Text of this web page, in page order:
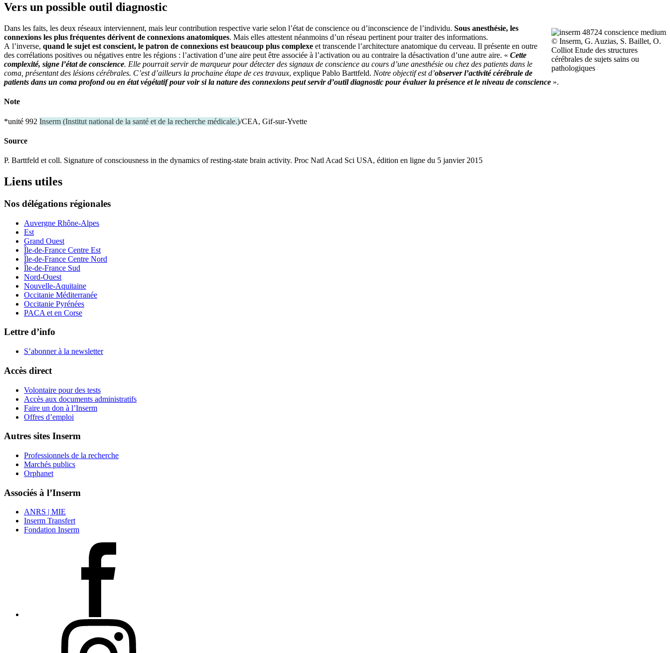
Vers un possible outil diagnostic
© Inserm, G. Auzias, S. Baillet, O.
Colliot Etude des structures
cérébrales de sujets sains ou
pathologiques
Dans les faits, les deux réseaux interviennent, mais leur contribution respective varie selon l’état de conscience ou d’inconscience de l’individu. Sous anesthésie, les
connexions les plus fréquentes dérivent de connexions anatomiques. Mais elles attestent néanmoins d’un réseau pertinent pour traiter des informations.
A l’inverse, quand le sujet est conscient, le patron de connexions est beaucoup plus complexe et transcende l’architecture anatomique du cerveau. Il présente en outre
des corrélations positives ou négatives entre les régions : l’activation d’une aire peut être associée à l’activation ou au contraire la désactivation d’une autre aire. « Cette
complexité, signe l’état de conscience. Elle pourrait servir de marqueur pour détecter des signaux de conscience au cours d’une anesthésie ou chez des patients dans le
coma, présentant des lésions cérébrales. C’est d’ailleurs la prochaine étape de ces travaux, explique Pablo Barttfeld. Notre objectif est d’observer l’activité cérébrale de
patients dans un coma profond ou en état végétatif pour voir si la nature des connexions peut servir d’outil diagnostic pour évaluer la présence et le niveau de conscience ».
Note
*unité 992 Inserm (Institut national de la santé et de la recherche médicale.)/CEA, Gif-sur-Yvette
Source
P. Barttfeld et coll. Signature of consciousness in the dynamics of resting-state brain activity. Proc Natl Acad Sci USA, édition en ligne du 5 janvier 2015
Liens utiles
Nos délégations régionales
Auvergne Rhône-Alpes
Est
Grand Ouest
Île-de-France Centre Est
Île-de-France Centre Nord
Île-de-France Sud
Nord-Ouest
Nouvelle-Aquitaine
Occitanie Méditerranée
Occitanie Pyrénées
PACA et en Corse
Lettre d’info
S’abonner à la newsletter
Accès direct
Volontaire pour des tests
Accès aux documents administratifs
Faire un don à l’Inserm
Offres d’emploi
Autres sites Inserm
Professionnels de la recherche
Marchés publics
Orphanet
Associés à l’Inserm
ANRS | MIE
Inserm Transfert
Fondation Inserm